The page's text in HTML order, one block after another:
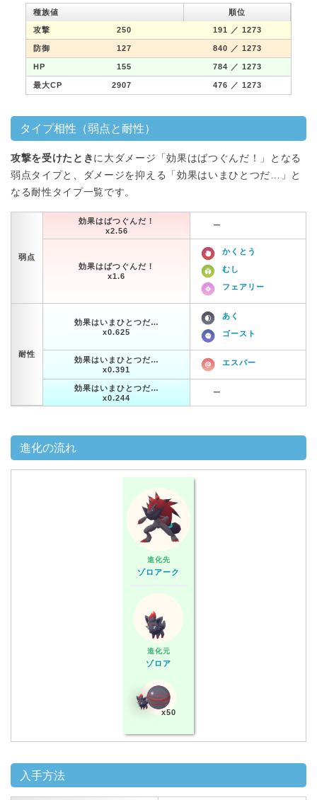
種族値 順位
攻撃 250 191 ／ 1273
防御 127 840 ／ 1273
HP 155 784 ／ 1273
最大CP 2907 476 ／ 1273
タイプ相性（弱点と耐性）
攻撃を受けたとき に大ダメージ「効果はばつぐんだ！」となる
弱点タイプと、ダメージを抑える「効果はいまひとつだ…」と
なる耐性タイプ一覧です。
弱点
効果はばつぐんだ！
x2.56
ー
効果はばつぐんだ！
x1.6
かくとう
むし
フェアリー
耐性
効果はいまひとつだ…
x0.625
あく
ゴースト
効果はいまひとつだ…
x0.391
エスパー
効果はいまひとつだ…
x0.244
ー
進化の流れ
進化先
ゾロアーク
進化元
ゾロア
x50
入手方法